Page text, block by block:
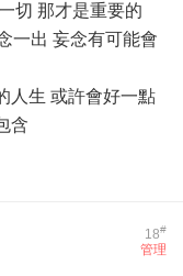
切 那才是重要的
一出 妄念有可能會
人生 或許會好一點
含
18#
管理